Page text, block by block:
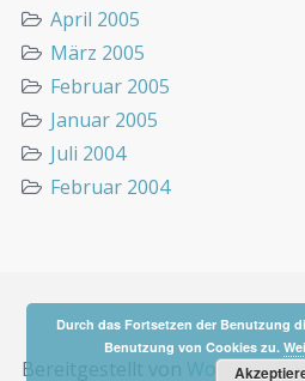
April 2005
März 2005
Februar 2005
Januar 2005
Juli 2004
Februar 2004
Bereitgestellt von WordPress
Durch das Fortsetzen der Benutzung
Benutzung von Cookies zu.